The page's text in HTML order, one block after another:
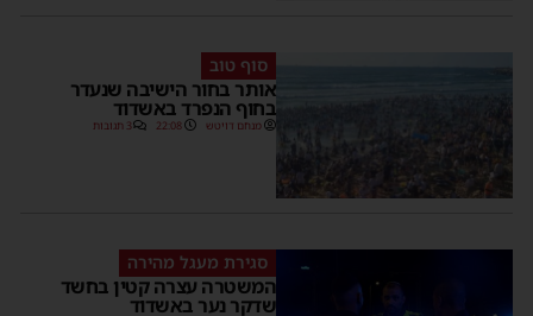
סוף טוב
אותר בחור הישיבה שנעדר
בחוף הנפרד באשדוד
מנחם דויטש 22:08 3 תגובות
סגירת מעגל מהירה
המשטרה עצרה קטין בחשד
שדקר נער באשדוד